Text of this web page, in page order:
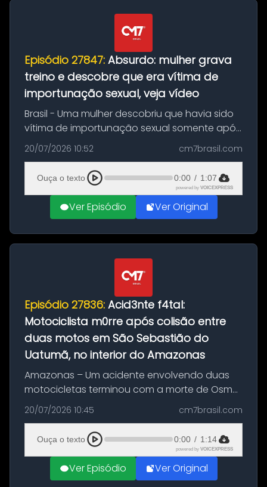
Episódio 27847: Absurdo: mulher grava
treino e descobre que era vítima de
importunação sexual, veja vídeo
Brasil - Uma mulher descobriu que havia sido
vítima de importunação sexual somente após
assistir a um vídeo que gravou enquanto
treinava na academia de um condomínio em
Feira de Santana, na Bahia. O c...
20/07/2026 10:52 cm7brasil.com
Ouça o texto 0:00 / 1:07
powered by VOICEXPRESS
Ver Episódio Ver Original
Episódio 27836: Acid3nte f4tal:
Motociclista m0rre após colisão entre
duas motos em São Sebastião do
Uatumã, no interior do Amazonas
Amazonas – Um acidente envolvendo duas
motocicletas terminou com a morte de Osmar
Figueiredo de Souza, de 38 anos, no município
de São Sebastião do Uatumã, no interior do
Amazonas. A colisão ocorreu n...
20/07/2026 10:45 cm7brasil.com
Ouça o texto 0:00 / 1:14
powered by VOICEXPRESS
Ver Episódio Ver Original